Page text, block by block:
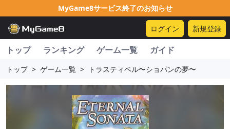
MyGame8サービス終了のお知らせ
ログイン 新規登録
トップ ランキング ゲーム一覧 ガイド
トップ > ゲーム一覧 > トラスティベル〜ショパンの夢〜